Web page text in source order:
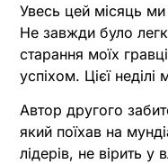
Увесь цей місяць
Не завжди було
старання моїх
успіхом. Цієї
Автор другого
який поїхав на
лідерів, не вірить у